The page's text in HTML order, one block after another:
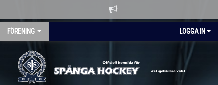
FÖRENING LOGGA IN